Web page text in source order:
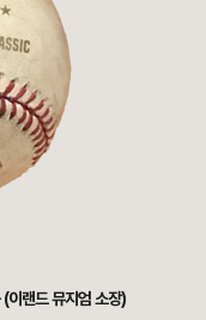
랜드 뮤지엄 소장)